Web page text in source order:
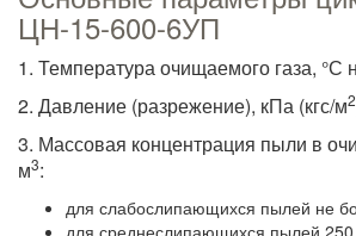
ЦН-15-600-6УП
1. Температура очищаемого газа, °С
2. Давление (разрежение), кПа (кгс/м2
3. Массовая концентрация пыли в
м3:
для слабослипающихся пылей не
для среднеслипающихся пылей 250